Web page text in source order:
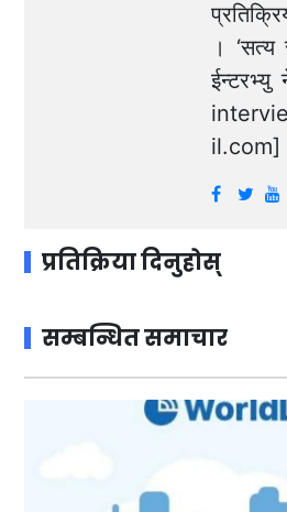
। ‘सत्य
il.com]
प्रतिक्रिया दिनुहोस्
सम्बन्धित समाचार